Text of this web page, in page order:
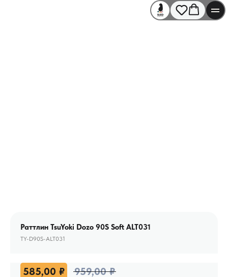
Раттлин TsuYoki Dozo 90S Soft ALT031
TY-D90S-ALT031
585,00 ₽ 959,00 ₽